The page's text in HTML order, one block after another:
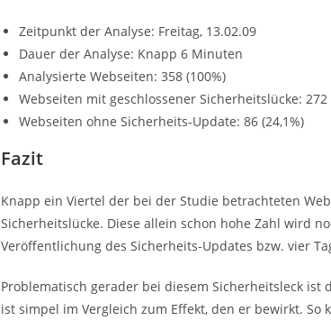
Zeitpunkt der Analyse: Freitag, 13.02.09
Dauer der Analyse: Knapp 6 Minuten
Analysierte Webseiten: 358 (100%)
Webseiten mit geschlossener Sicherheitslücke: 272
Webseiten ohne Sicherheits-Update: 86 (24,1%)
Fazit
Knapp ein Viertel der bei der Studie betrachteten
Sicherheitslücke. Diese allein schon hohe Zahl wird
Veröffentlichung des Sicherheits-Updates bzw. vier
Problematisch gerader bei diesem Sicherheitsleck ist
ist simpel im Vergleich zum Effekt, den er bewirkt.